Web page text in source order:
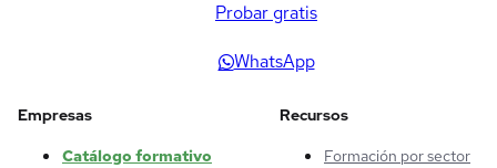
Probar gratis
WhatsApp
Empresas
Catálogo formativo
Recursos
Formación por sector